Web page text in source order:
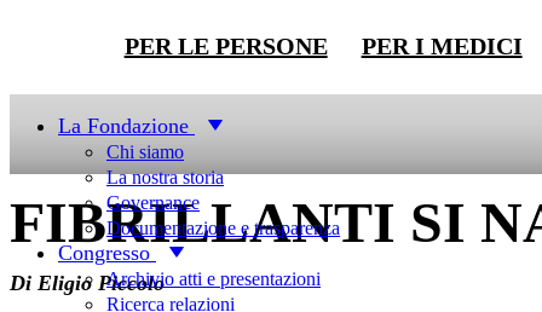
PER LE PERSONE PER I MEDICI
La Fondazione
Chi siamo
La nostra storia
Governance
Documentazione e trasparenza
Congresso
Archivio atti e presentazioni
Ricerca relazioni
Newsletter
FIBRILLANTI SI
Di Eligio Piccolo